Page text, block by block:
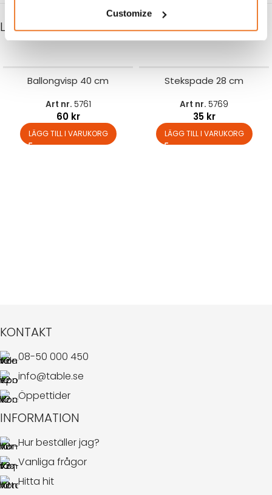
Customize
LIKNANDE PRODUKTER
Ballongvisp 40 cm
Art nr. 5761
60 kr
LÄGG TILL I VARUKORG
Stekspade 28 cm
Art nr. 5769
35 kr
LÄGG TILL I VARUKORG
KONTAKT
08-50 000 450
info@table.se
Öppettider
INFORMATION
Hur beställer jag?
Vanliga frågor
Hitta hit